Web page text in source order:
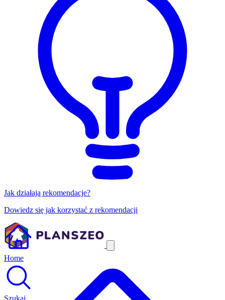
Jak działają rekomendacje?
Dowiedz się jak korzystać z rekomendacji
Home
Szukaj